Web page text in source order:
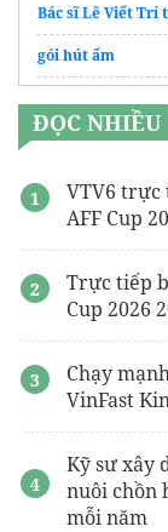
Bác sĩ Lê Viết Trí
gói hút ẩm
Tính thẩm mỹ của
ĐỌC NHIỀU
VTV6 trực
AFF Cup
Trực tiếp
Cup 2026
Chạy
VinFast
Kỹ sư xây
nuôi chồn
mỗi năm